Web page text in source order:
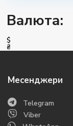
Валюта:
$
₴
Месенджери
Telegram
Viber